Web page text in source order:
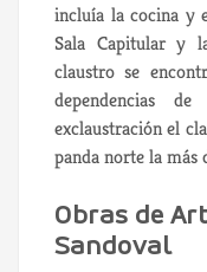
incluía la cocina y
Sala Capitular y
claustro se
dependencias
exclaustración el
panda norte la más
Obras de
Sandoval